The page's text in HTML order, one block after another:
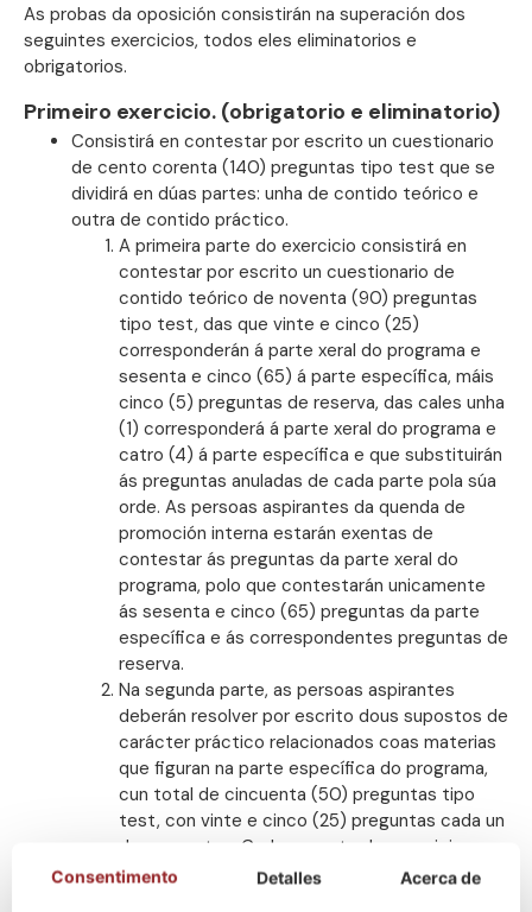
As probas da oposición consistirán na superación dos
seguintes exercicios, todos eles eliminatorios e
obrigatorios.
Primeiro exercicio. (obrigatorio e eliminatorio)
Consistirá en contestar por escrito un cuestionario
de cento corenta (140) preguntas tipo test que se
dividirá en dúas partes: unha de contido teórico e
outra de contido práctico.
A primeira parte do exercicio consistirá en
contestar por escrito un cuestionario de
contido teórico de noventa (90) preguntas
tipo test, das que vinte e cinco (25)
corresponderán á parte xeral do programa e
sesenta e cinco (65) á parte específica, máis
cinco (5) preguntas de reserva, das cales unha
(1) corresponderá á parte xeral do programa e
catro (4) á parte específica e que substituirán
ás preguntas anuladas de cada parte pola súa
orde. As persoas aspirantes da quenda de
promoción interna estarán exentas de
contestar ás preguntas da parte xeral do
programa, polo que contestarán unicamente
ás sesenta e cinco (65) preguntas da parte
específica e ás correspondentes preguntas de
reserva.
Na segunda parte, as persoas aspirantes
deberán resolver por escrito dous supostos de
carácter práctico relacionados coas materias
que figuran na parte específica do programa,
cun total de cincuenta (50) preguntas tipo
test, con vinte e cinco (25) preguntas cada un
dos supostos. Cada suposto do exercicio
dispoñerá de tres (3) preguntas de reserva.
Consentimento Detalles Acerca de